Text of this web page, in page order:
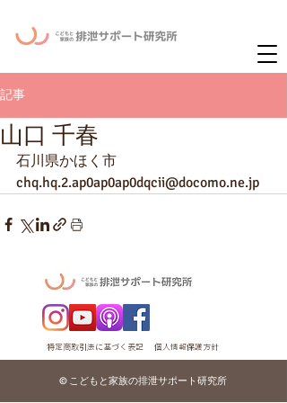
記事
山口 千春
石川県かほく市
chq.hq.2.ap0ap0ap0dqcii@docomo.ne.jp
特定商取引法に基づく表記 個人情報保護方針
© こどもと家族の排泄サポート研究所